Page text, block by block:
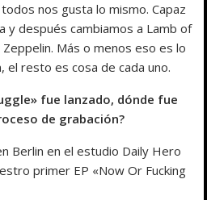
nos gusta lo mismo. Capaz
y después cambiamos a Lamb of
Más o menos eso es lo
el resto es cosa de cada uno.
fue lanzado, dónde fue
de grabación?
Berlin en el estudio Daily Hero
primer EP «Now Or Fucking